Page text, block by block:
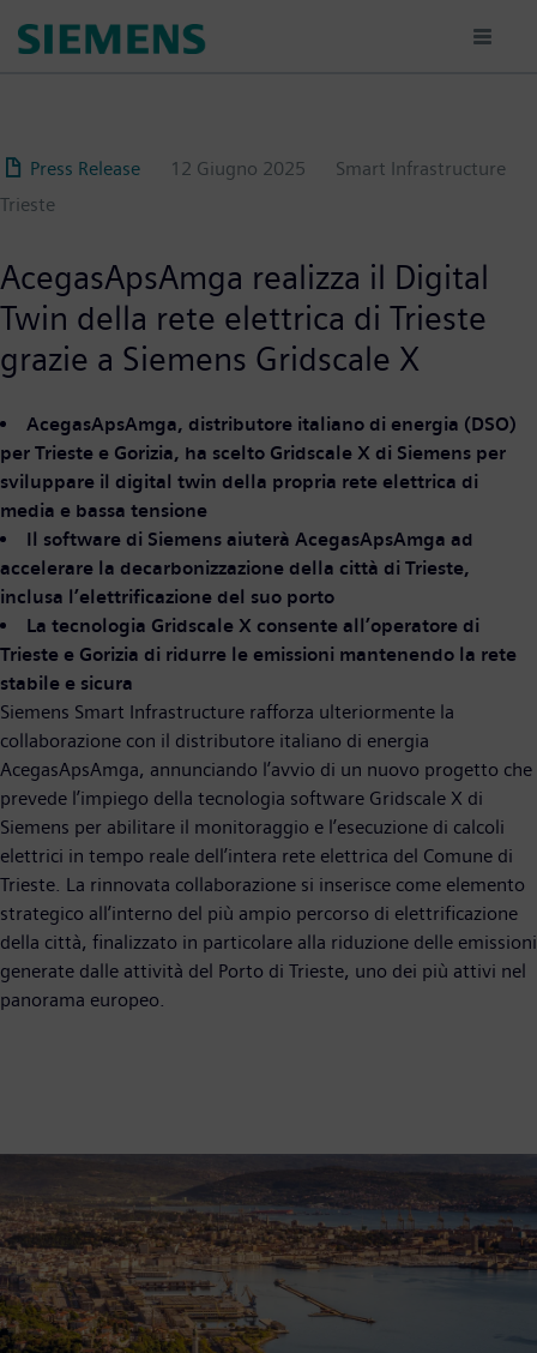
Press Release 12 Giugno 2025
Smart Infrastructure
Trieste
AcegasApsAmga realizza il Digital
Twin della rete elettrica di Trieste
grazie a Siemens Gridscale X
AcegasApsAmga, distributore italiano di energia (DSO)
per Trieste e Gorizia, ha scelto Gridscale X di Siemens per
sviluppare il digital twin della propria rete elettrica di
media e bassa tensione
Il software di Siemens aiuterà AcegasApsAmga ad
accelerare la decarbonizzazione della città di Trieste,
inclusa l’elettrificazione del suo porto
La tecnologia Gridscale X consente all’operatore di
Trieste e Gorizia di ridurre le emissioni mantenendo la rete
stabile e sicura
Siemens Smart Infrastructure rafforza ulteriormente la
collaborazione con il distributore italiano di energia
AcegasApsAmga, annunciando l’avvio di un nuovo progetto che
prevede l’impiego della tecnologia software Gridscale X di
Siemens per abilitare il monitoraggio e l’esecuzione di calcoli
elettrici in tempo reale dell’intera rete elettrica del Comune di
Trieste. La rinnovata collaborazione si inserisce come elemento
strategico all’interno del più ampio percorso di elettrificazione
della città, finalizzato in particolare alla riduzione delle emissioni
generate dalle attività del Porto di Trieste, uno dei più attivi nel
panorama europeo.